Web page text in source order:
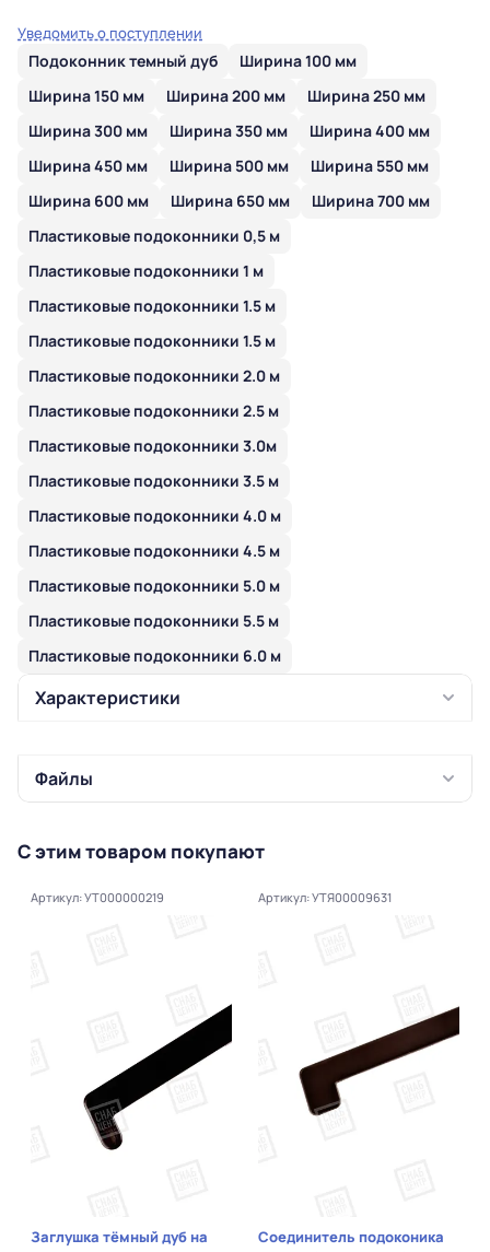
Уведомить о поступлении
Подоконник темный дуб
Ширина 100 мм
Ширина 150 мм
Ширина 200 мм
Ширина 250 мм
Ширина 300 мм
Ширина 350 мм
Ширина 400 мм
Ширина 450 мм
Ширина 500 мм
Ширина 550 мм
Ширина 600 мм
Ширина 650 мм
Ширина 700 мм
Пластиковые подоконники 0,5 м
Пластиковые подоконники 1 м
Пластиковые подоконники 1.5 м
Пластиковые подоконники 1.5 м
Пластиковые подоконники 2.0 м
Пластиковые подоконники 2.5 м
Пластиковые подоконники 3.0м
Пластиковые подоконники 3.5 м
Пластиковые подоконники 4.0 м
Пластиковые подоконники 4.5 м
Пластиковые подоконники 5.0 м
Пластиковые подоконники 5.5 м
Пластиковые подоконники 6.0 м
Характеристики
Файлы
С этим товаром покупают
Артикул: УТ000000219
Заглушка тёмный дуб на
Артикул: УТЯ00009631
Соединитель подоконика